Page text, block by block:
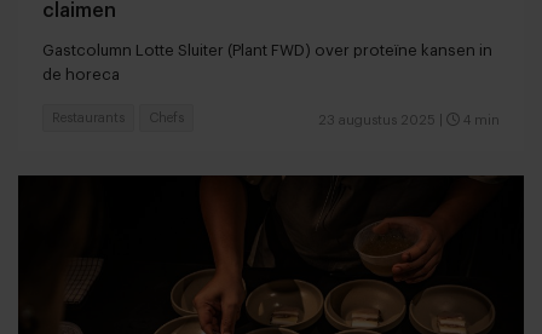
claimen
Gastcolumn Lotte Sluiter (Plant FWD) over proteïne kansen in
de horeca
23 augustus 2025 4 min
Restaurants Chefs